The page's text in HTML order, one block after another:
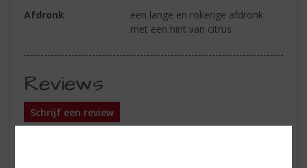
Afdronk
een lange en rokerige afdronk
met een hint van citrus
Reviews
Schrijf een review